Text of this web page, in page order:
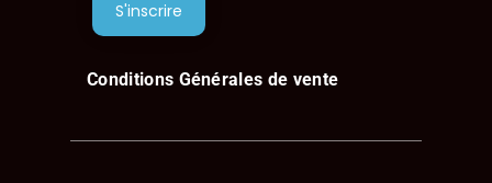
Conditions Générales de vente